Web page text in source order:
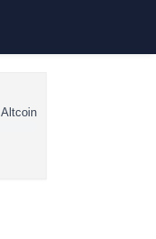
Altcoin